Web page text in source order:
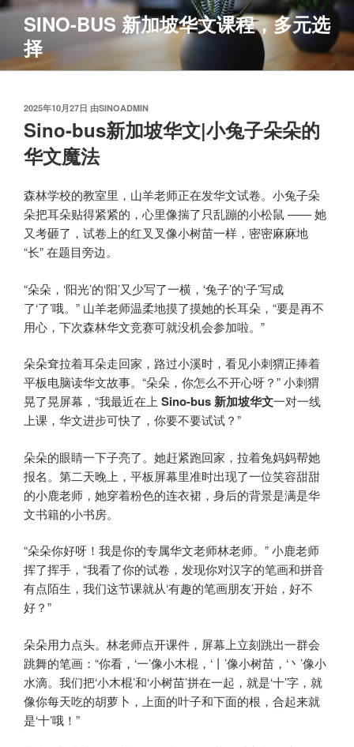
跳
容
SINO-BUS 新加坡华文课程，多元选
择
发
布
于
2025年10月27日 由SINOADMIN
Sino-bus新加坡华文|小兔子朵朵的
华文魔法
森林学校的教室里，山羊老师正在发华文试卷。小兔子朵
朵把耳朵贴得紧紧的，心里像揣了只乱蹦的小松鼠 —— 她
又考砸了，试卷上的红叉叉像小树苗一样，密密麻麻地
“长” 在题目旁边。
“朵朵，‘阳光’的‘阳’又少写了一横，‘兔子’的‘子’写成
了‘了’哦。” 山羊老师温柔地摸了摸她的长耳朵，“要是再不
用心，下次森林华文竞赛可就没机会参加啦。”
朵朵耷拉着耳朵走回家，路过小溪时，看见小刺猬正捧着
平板电脑读华文故事。“朵朵，你怎么不开心呀？” 小刺猬
晃了晃屏幕，“我最近在上Sino-bus新加坡华文一对一线
上课，华文进步可快了，你要不要试试？”
朵朵的眼睛一下子亮了。她赶紧跑回家，拉着兔妈妈帮她
报名。第二天晚上，平板屏幕里准时出现了一位笑容甜甜
的小鹿老师，她穿着粉色的连衣裙，身后的背景是满是华
文书籍的小书房。
“朵朵你好呀！我是你的专属华文老师林老师。” 小鹿老师
挥了挥手，“我看了你的试卷，发现你对汉字的笔画和拼音
有点陌生，我们这节课就从‘有趣的笔画朋友’开始，好不
好？”
朵朵用力点头。林老师点开课件，屏幕上立刻跳出一群会
跳舞的笔画：“你看，‘一’像小木棍，‘丨’像小树苗，‘丶’像小
水滴。我们把‘小木棍’和‘小树苗’拼在一起，就是‘十’字，就
像你每天吃的胡萝卜，上面的叶子和下面的根，合起来就
是‘十’哦！”